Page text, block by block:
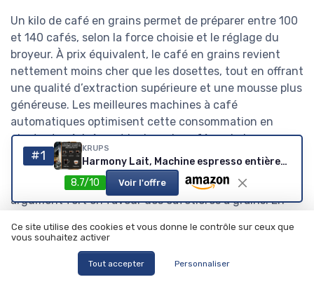
Un kilo de café en grains permet de préparer entre 100
et 140 cafés, selon la force choisie et le réglage du
broyeur. À prix équivalent, le café en grains revient
nettement moins cher que les dosettes, tout en offrant
une qualité d’extraction supérieure et une mousse plus
généreuse. Les meilleures machines à café
automatiques optimisent cette consommation en
ajustant précisément la dose de café par boisson, ce
qui évite le gaspillage.
L’impact environnemental constitue un autre
argument fort en faveur des cafetières à grains. En
vous réduisez considérablement les déchets
d’emballage, surtout si vous compostez le marc de
café. Les machines automatiques modernes
#1 KRUPS
Harmony Lait, Machine espresso entièrement automatique avec buse vapeur, 5 boissons, Mousseur à lait réglable, EA5094E0, Bleu Anthracite Bleu Anthracite Milk Maestro, 5 boissons
8.7/10
Voir l'offre
Ce site utilise des cookies et vous donne le contrôle sur ceux que
vous souhaitez activer
Tout accepter Personnaliser